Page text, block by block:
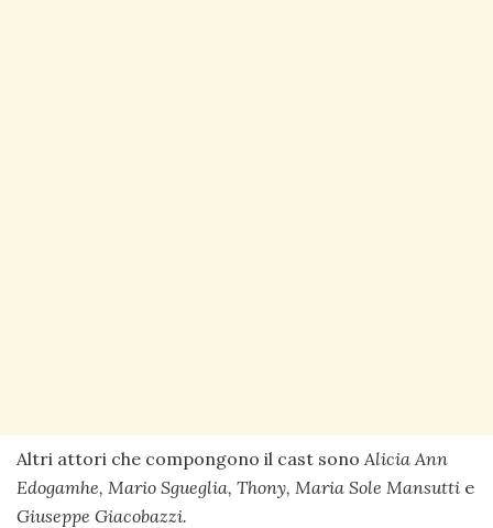
Altri attori che compongono il cast sono Alicia Ann
Edogamhe, Mario Sgueglia, Thony, Maria Sole Mansutti e
Giuseppe Giacobazzi.